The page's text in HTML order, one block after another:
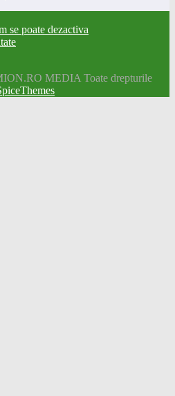
se poate dezactiva
MEDIA Toate drepturile